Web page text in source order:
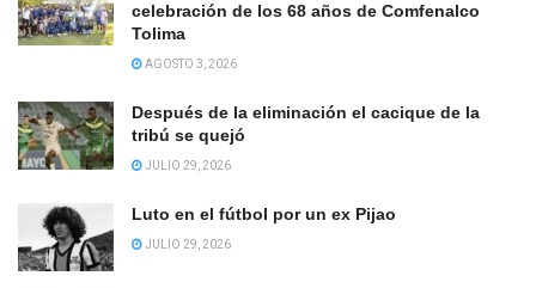
celebración de los 68 años de Comfenalco
Tolima
AGOSTO 3, 2026
Después de la eliminación el cacique de la
tribú se quejó
JULIO 29, 2026
Luto en el fútbol por un ex Pijao
JULIO 29, 2026